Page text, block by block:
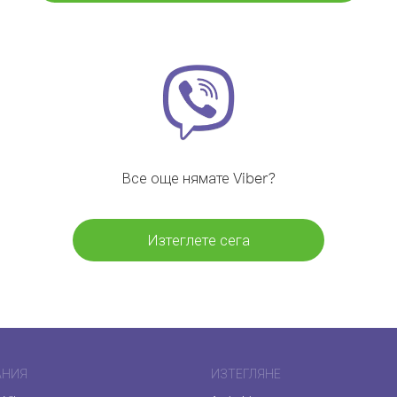
Все още нямате Viber?
Изтеглете сега
ИЗТЕГЛЯНЕ